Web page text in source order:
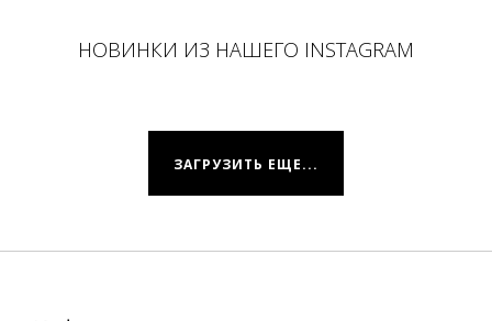
НОВИНКИ ИЗ НАШЕГО INSTAGRAM
ЗАГРУЗИТЬ ЕЩЕ...